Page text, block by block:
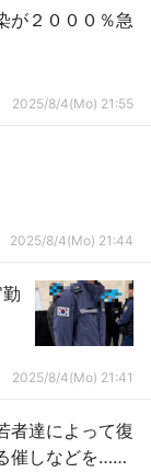
が２０００％急
2025/8/4(Mo) 21:55
2025/8/4(Mo) 21:44
2025/8/4(Mo) 21:41
者達によって復
催しなどを……